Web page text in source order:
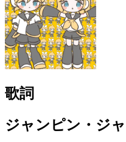
歌詞
ジャンピン・ジ